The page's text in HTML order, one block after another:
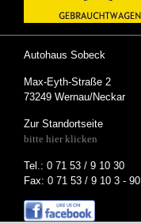
Autohaus Sobeck
Max-Eyth-Straße 2
73249 Wernau/Neckar
Zur Standortseite
bitte hier klicken
Tel.: 0 71 53 / 9 10 30
Fax: 0 71 53 / 9 10 3 - 90